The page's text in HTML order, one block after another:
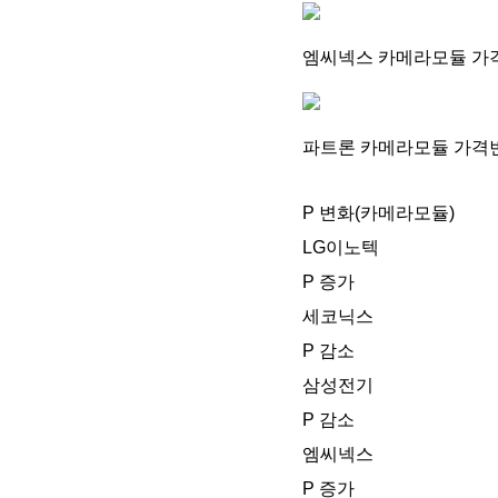
엠씨넥스 카메라모듈 가
파트론 카메라모듈 가격
P 변화(카메라모듈)
LG이노텍
P 증가
세코닉스
P 감소
삼성전기
P 감소
엠씨넥스
P 증가